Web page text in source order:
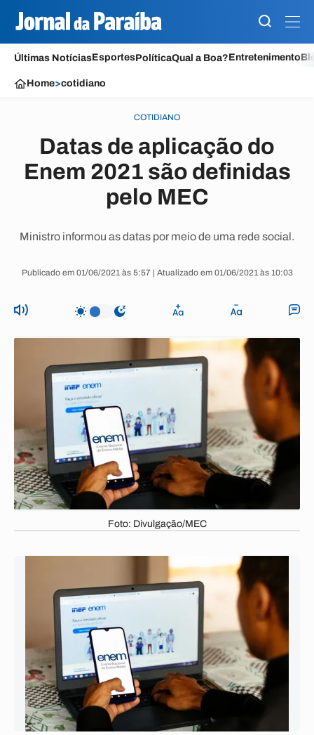
Últimas NotíciasEsportesPolíticaQual a Boa?Entretenimento
Home>cotidiano
COTIDIANO
Datas de aplicação do
Enem 2021 são definidas
pelo MEC
Ministro informou as datas por meio de uma rede social.
Publicado em 01/06/2021 às 5:57 | Atualizado em 01/06/2021 às 10:03
Foto: Divulgação/MEC